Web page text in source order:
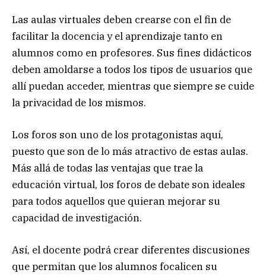
Las aulas virtuales deben crearse con el fin de
facilitar la docencia y el aprendizaje tanto en
alumnos como en profesores. Sus fines didácticos
deben amoldarse a todos los tipos de usuarios que
allí puedan acceder, mientras que siempre se cuide
la privacidad de los mismos.
Los foros son uno de los protagonistas aquí,
puesto que son de lo más atractivo de estas aulas.
Más allá de todas las ventajas que trae la
educación virtual, los foros de debate son ideales
para todos aquellos que quieran mejorar su
capacidad de investigación.
Así, el docente podrá crear diferentes discusiones
que permitan que los alumnos focalicen su